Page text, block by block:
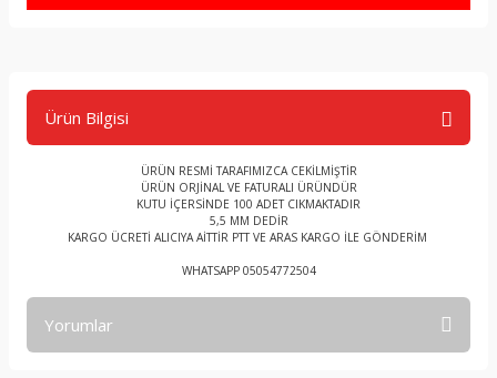
Ürün Bilgisi
ÜRÜN RESMİ TARAFIMIZCA CEKİLMİŞTİR
ÜRÜN ORJİNAL VE FATURALI ÜRÜNDÜR
KUTU İÇERSİNDE 100 ADET CIKMAKTADIR
5,5 MM DEDİR
KARGO ÜCRETİ ALICIYA AİTTİR PTT VE ARAS KARGO İLE GÖNDERİM
WHATSAPP 05054772504
Yorumlar